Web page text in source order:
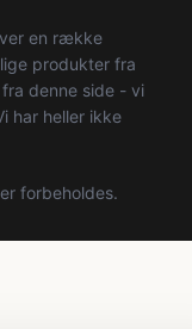
en række
produkter fra
denne side - vi
har heller ikke
forbeholdes.